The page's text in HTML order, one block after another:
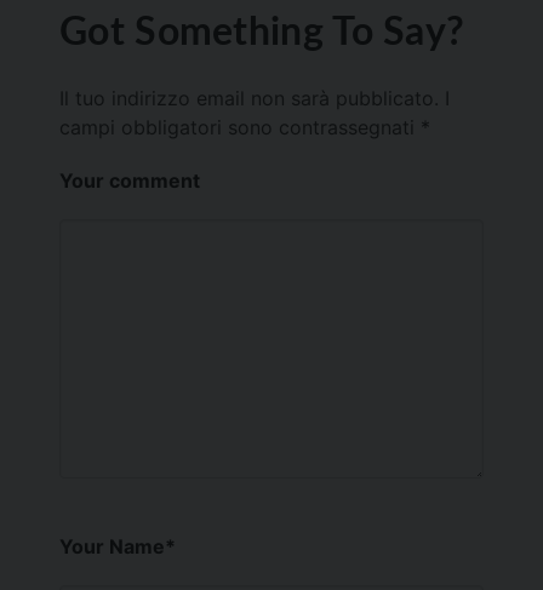
Got Something To Say?
Il tuo indirizzo email non sarà pubblicato.
campi obbligatori sono contrassegnati *
Your comment
Your Name*